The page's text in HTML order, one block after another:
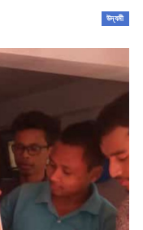
উদ্যমী